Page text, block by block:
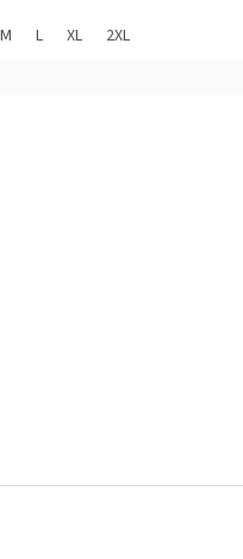
M L XL 2XL